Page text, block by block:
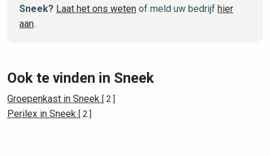
Sneek? Laat het ons weten of meld uw bedrijf hier
aan.
Ook te vinden in Sneek
Groepenkast in Sneek [ 2 ]
Perilex in Sneek [ 2 ]